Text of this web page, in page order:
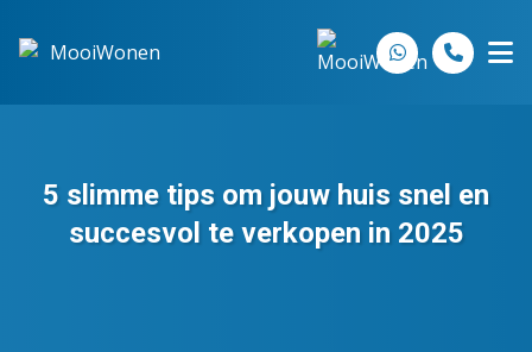
5 slimme tips om jouw huis snel en
succesvol te verkopen in 2025